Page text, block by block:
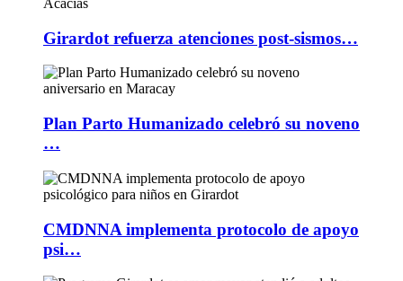
Girardot refuerza atenciones post-sismos…
Plan Parto Humanizado celebró su noveno
…
CMDNNA implementa protocolo de apoyo
psi…